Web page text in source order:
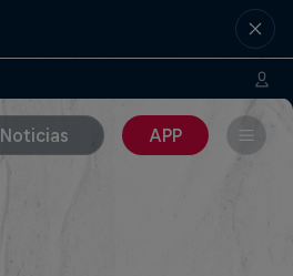
Noticias APP